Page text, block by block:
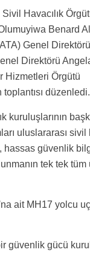
Havacılık
Benard
Genel
Direktörü
Hizmetleri Örgütü
düzenledi.
kuruluşlarının
uluslararası sivil
güvenlik
tek tek
ait MH17 yolcu
güvenlik gücü